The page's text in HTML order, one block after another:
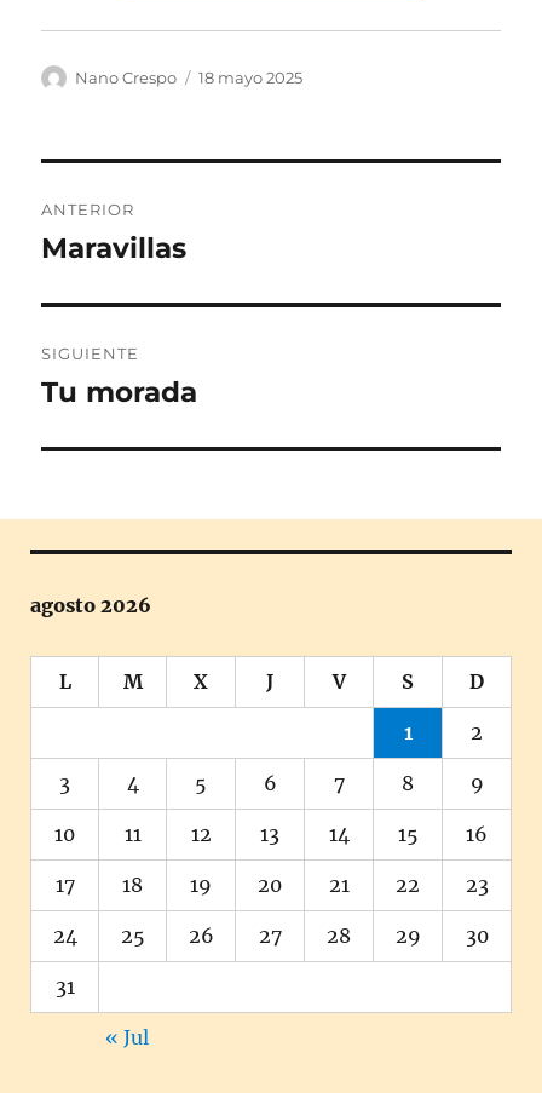
Autor
Nano Crespo
Publicado
18 mayo 2025
de
ANTERIOR
Entrada
Maravillas
SIGUIENTE
Entrada
Tu morada
agosto 2026
L M X J V S D
1 2
3 4 5 6 7 8 9
10 11 12 13 14 15 16
17 18 19 20 21 22 23
24 25 26 27 28 29 30
31
« Jul